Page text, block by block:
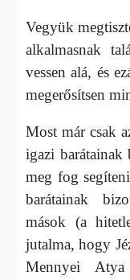
Vegyük
alkalmasnak
vessen alá, és
megerősítsen
Most már csak
igazi
meg fog
barátainak
mások (a
jutalma, hogy
Mennyei